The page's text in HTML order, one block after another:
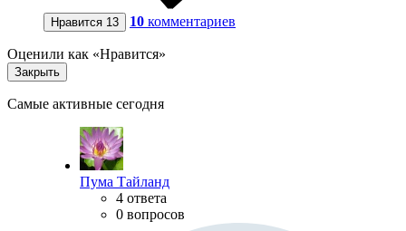
Нравится 13 10 комментариев
Оценили как «Нравится»
Закрыть
Самые активные сегодня
Пума Тайланд
4 ответа
0 вопросов